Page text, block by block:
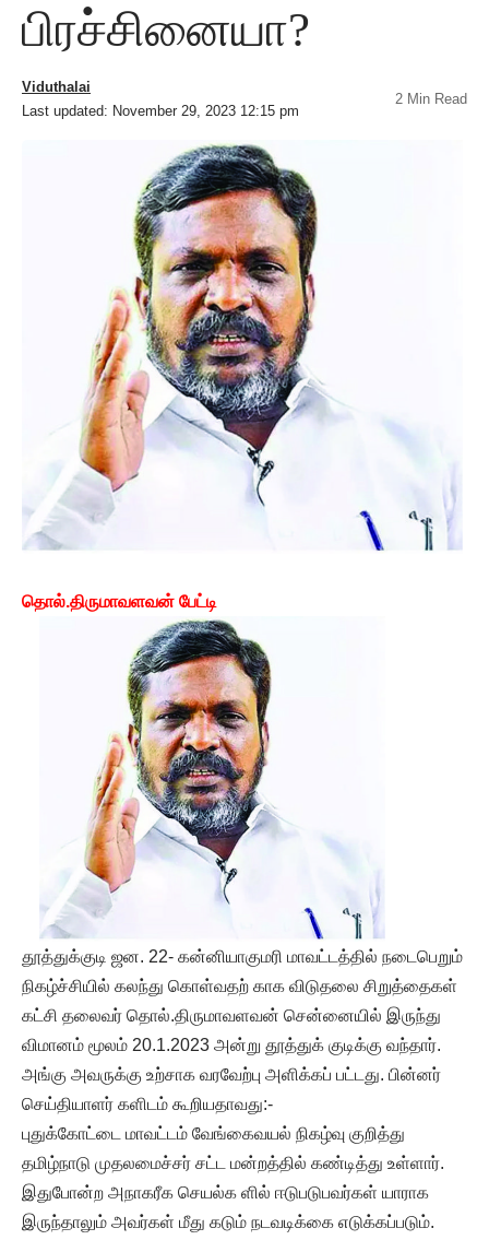
பிரச்சினையா?
Last updated: November 29, 2023 12:15 pm
Viduthalai
2 Min Read
தொல்.திருமாவளவன் பேட்டி
தூத்துக்குடி ஜன. 22- கன்னியாகுமரி மாவட்டத்தில் நடைபெறும்
நிகழ்ச்சியில் கலந்து கொள்வதற் காக விடுதலை சிறுத்தைகள்
கட்சி தலைவர் தொல்.திருமாவளவன் சென்னையில் இருந்து
விமானம் மூலம் 20.1.2023 அன்று தூத்துக் குடிக்கு வந்தார்.
அங்கு அவருக்கு உற்சாக வரவேற்பு அளிக்கப் பட்டது. பின்னர்
செய்தியாளர் களிடம் கூறியதாவது:-
புதுக்கோட்டை மாவட்டம் வேங்கைவயல் நிகழ்வு குறித்து
தமிழ்நாடு முதலமைச்சர் சட்ட மன்றத்தில் கண்டித்து உள்ளார்.
இதுபோன்ற அநாகரீக செயல்க ளில் ஈடுபடுபவர்கள் யாராக
இருந்தாலும் அவர்கள் மீது கடும் நடவடிக்கை எடுக்கப்படும்.